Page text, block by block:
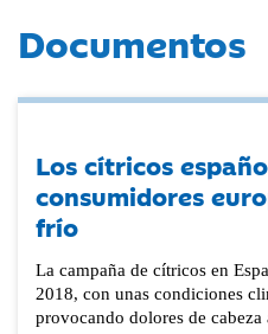
Documentos
Los cítricos
consumidores
frío
La campaña de cítricos en
2018, con unas condiciones
provocando dolores de